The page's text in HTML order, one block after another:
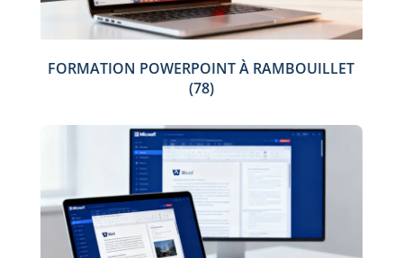
FORMATION POWERPOINT À RAMBOUILLET
(78)